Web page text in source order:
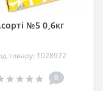
№5 0,6кг
товару: 1028972
0